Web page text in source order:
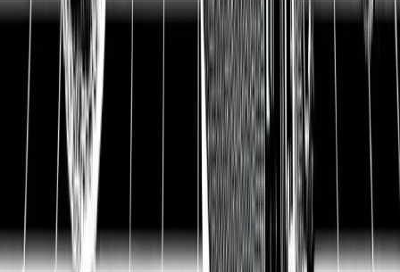
10.06.2025
BYD Aktie bricht um fast 70 % ein –
Das steckt wirklich dahinter Aktie und
Aktienanalyse
Hauptsitz
China 🇨🇳
Sektor
Zyklischer Konsum
Industrie
Automobilhersteller
Kurs
15,80 EUR